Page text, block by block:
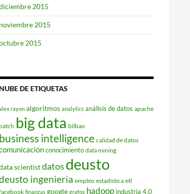
2015
noviembre 2015
2015
DE ETIQUETAS
rayon algoritmos analytics análisis de datos apache
batch big data bilbao
business intelligence calidad de datos
conocimiento data mining
scientistdatos deusto
ingenieria empleo estadística etl
finanzas google grafos hadoop industria 4.0